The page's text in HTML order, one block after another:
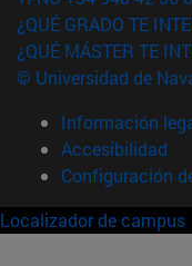
¿QUÉ GRADO TE
¿QUÉ MÁSTER TE
© Universidad de
Información
Accesibilidad
Configuración
Localizador de campus